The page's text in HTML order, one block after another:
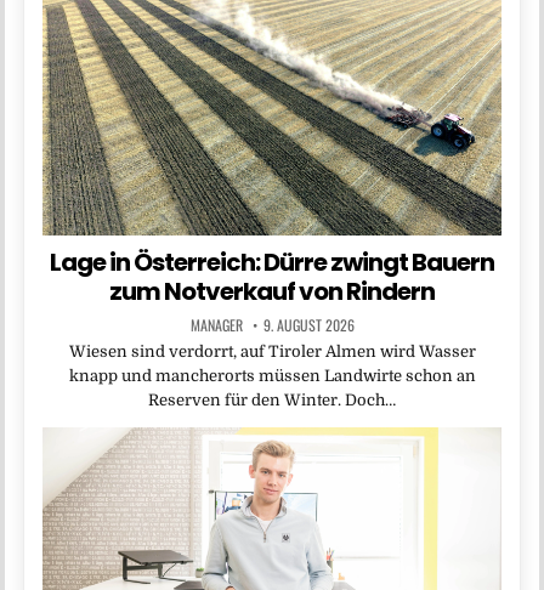
Lage in Österreich: Dürre zwingt Bauern
zum Notverkauf von Rindern
MANAGER 9. AUGUST 2026
Wiesen sind verdorrt, auf Tiroler Almen wird Wasser
knapp und mancherorts müssen Landwirte schon an
Reserven für den Winter. Doch…